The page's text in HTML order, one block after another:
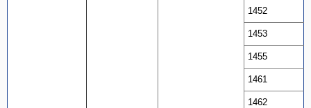
1452
1453
1455
1461
1462